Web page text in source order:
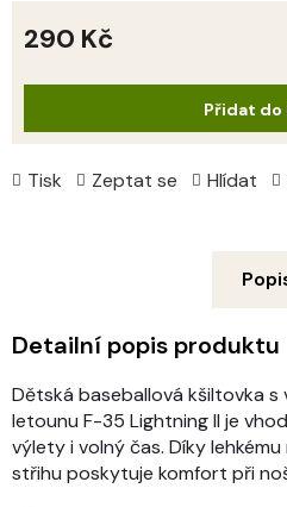
Tisk Zeptat se Hlídat
290 Kč
Přidat do
Detailní popis produktu
Dětská baseballová kšiltovka
letounu F-35 Lightning II je
výlety i volný čas. Díky
střihu poskytuje komfort při